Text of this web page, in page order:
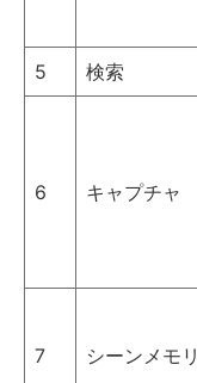
5 検索
6 キャプチャ
7 シーンメモリ